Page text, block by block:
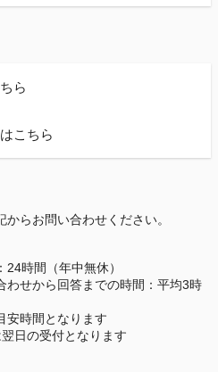
ら
こちら
らお問い合わせください。
24時間（年中無休）
わせから回答までの時間：平均3時
安時間となります
日の受付となります